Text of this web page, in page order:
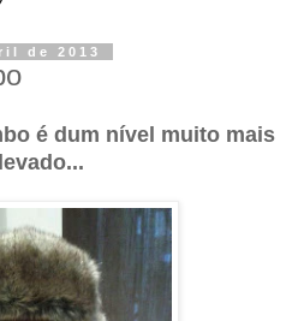
de 2013
é dum nível muito mais